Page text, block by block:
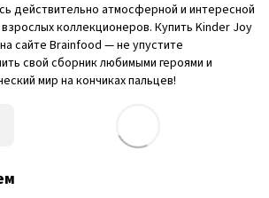
действительно атмосферной и интересной
коллекционеров. Купить Kinder Joy
сайте Brainfood — не упустите
свой сборник любимыми героями и
мир на кончиках пальцев!